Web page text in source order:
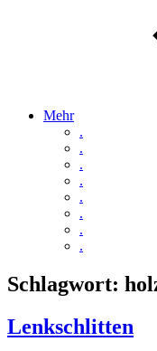
Mehr
.
.
.
.
.
.
.
.
Schlagwort:
Lenkschlitten